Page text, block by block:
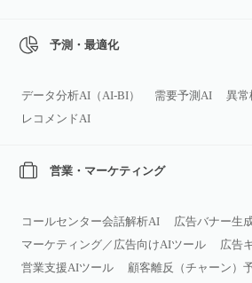
予測・最適化
データ分析AI（AI‑BI） 需要予測AI
異常
レコメンドAI
営業・マーケティング
コールセンター会話解析AI 広告バナー生
マーケティング／広告向けAIツール
広告
営業支援AIツール
顧客離反（チャーン）